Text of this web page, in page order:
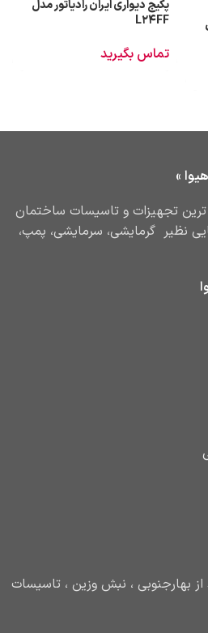
پکیج دیواری ایران رادیاتور مدل
L24FF
تماس بگیرید
»
ترین تجهیزات و تاسیسات ساختمان
نظیر گرمایشی، سرمایشی، پمپ،
از بهارجنوبی ، نبش وزین ، تاسیسات